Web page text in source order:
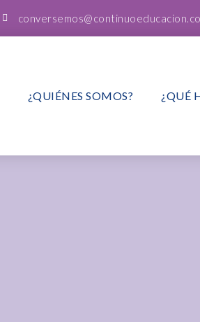
conversemos@continuoeducacion.co
¿QUIÉNES SOMOS? ¿QUÉ